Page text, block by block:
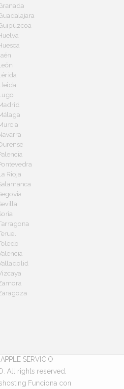
Rioja
SERVICIO
All rights reserved.
Funciona con